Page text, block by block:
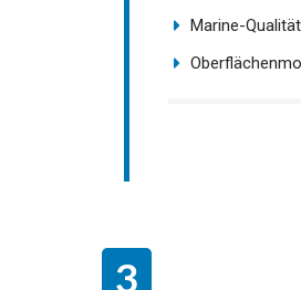
Marine-